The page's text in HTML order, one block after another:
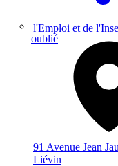
oublié
l'Emploi et de
91 Avenue Jean
Liévin